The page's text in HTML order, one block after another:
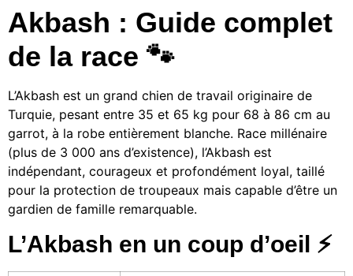
Akbash : Guide complet
de la race 🐾
L’Akbash est un grand chien de travail originaire de
Turquie, pesant entre 35 et 65 kg pour 68 à 86 cm au
garrot, à la robe entièrement blanche. Race millénaire
(plus de 3 000 ans d’existence), l’Akbash est
indépendant, courageux et profondément loyal, taillé
pour la protection de troupeaux mais capable d’être un
gardien de famille remarquable.
L’Akbash en un coup d’oeil ⚡